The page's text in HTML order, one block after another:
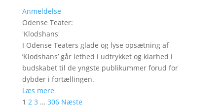
Anmeldelse
Odense Teater:
'Klodshans'
I Odense Teaters glade og lyse opsætning af
’Klodshans’ går lethed i udtrykket og klarhed i
budskabet til de yngste publikummer forud for
dybder i fortællingen.
Læs mere
1 2 3 … 306 Næste